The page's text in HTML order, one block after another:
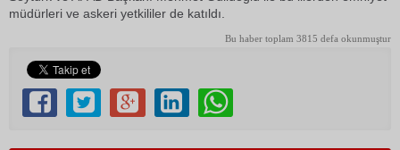
müdürleri ve askeri yetkililer de katıldı.
Bu haber toplam 3815 defa okunmuştur